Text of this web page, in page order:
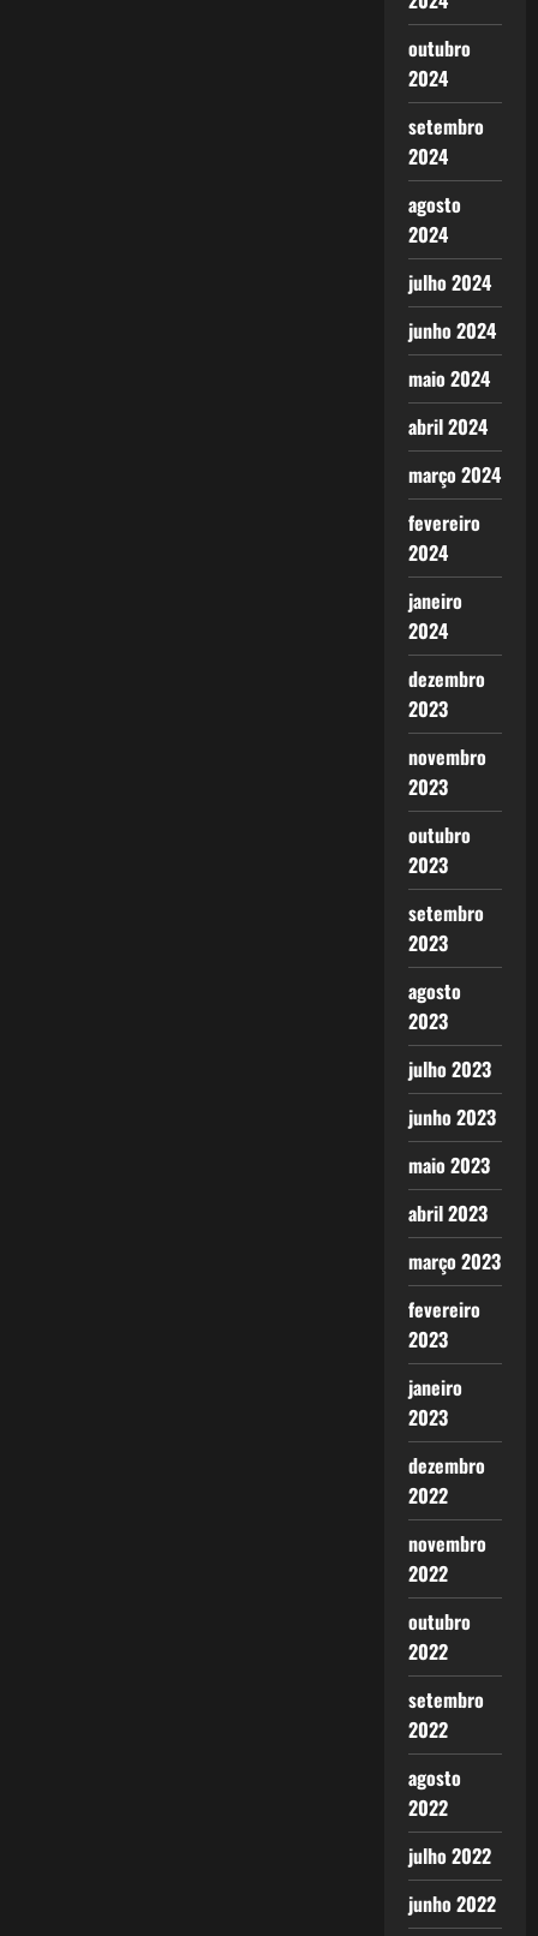
outubro
2024
setembro
2024
agosto
2024
julho 2024
junho 2024
maio 2024
abril 2024
março 2024
fevereiro
2024
janeiro
2024
dezembro
2023
novembro
2023
outubro
2023
setembro
2023
agosto
2023
julho 2023
junho 2023
maio 2023
abril 2023
março 2023
fevereiro
2023
janeiro
2023
dezembro
2022
novembro
2022
outubro
2022
setembro
2022
agosto
2022
julho 2022
junho 2022